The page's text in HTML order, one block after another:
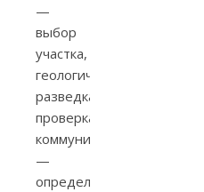
—
выбор
участка,
геологическая
разведка,
проверка
коммуникаций;
—
определение